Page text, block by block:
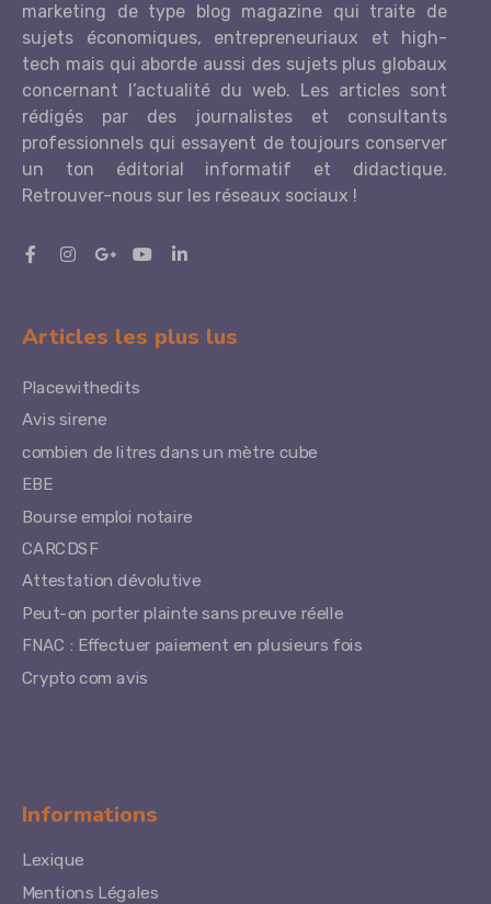
marketing de type blog magazine qui traite de
sujets économiques, entrepreneuriaux et high-
tech mais qui aborde aussi des sujets plus globaux
concernant l’actualité du web. Les articles sont
rédigés par des journalistes et consultants
professionnels qui essayent de toujours conserver
un ton éditorial informatif et didactique.
Retrouver-nous sur les réseaux sociaux !
Articles les plus lus
Placewithedits
Avis sirene
combien de litres dans un mètre cube
EBE
Bourse emploi notaire
CARCDSF
Attestation dévolutive
Peut-on porter plainte sans preuve réelle
FNAC : Effectuer paiement en plusieurs fois
Crypto com avis
Informations
Lexique
Mentions Légales